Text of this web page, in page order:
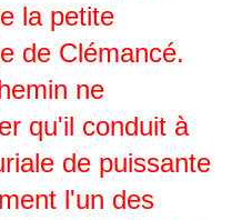
la petite
de Clémancé.
ne
qu'il conduit à
de puissante
l'un des